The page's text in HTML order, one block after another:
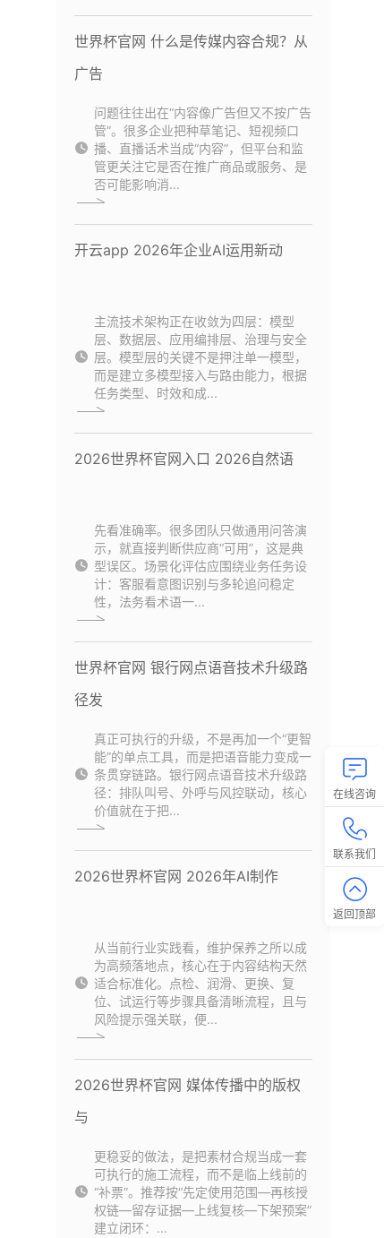
世界杯官网 什么是传媒内容合规？从
广告
问题往往出在“内容像广告但又不按广告
管”。很多企业把种草笔记、短视频口
播、直播话术当成“内容”，但平台和监
管更关注它是否在推广商品或服务、是
否可能影响消...
开云app 2026年企业AI运用新动
主流技术架构正在收敛为四层：模型
层、数据层、应用编排层、治理与安全
层。模型层的关键不是押注单一模型，
而是建立多模型接入与路由能力，根据
任务类型、时效和成...
2026世界杯官网入口 2026自然语
先看准确率。很多团队只做通用问答演
示，就直接判断供应商“可用”，这是典
型误区。场景化评估应围绕业务任务设
计：客服看意图识别与多轮追问稳定
性，法务看术语一...
世界杯官网 银行网点语音技术升级路
径发
真正可执行的升级，不是再加一个“更智
能”的单点工具，而是把语音能力变成一
条贯穿链路。银行网点语音技术升级路
径：排队叫号、外呼与风控联动，核心
价值就在于把...
2026世界杯官网 2026年AI制作
从当前行业实践看，维护保养之所以成
为高频落地点，核心在于内容结构天然
适合标准化。点检、润滑、更换、复
位、试运行等步骤具备清晰流程，且与
风险提示强关联，便...
2026世界杯官网 媒体传播中的版权
与
更稳妥的做法，是把素材合规当成一套
可执行的施工流程，而不是临上线前的
“补票”。推荐按“先定使用范围—再核授
权链—留存证据—上线复核—下架预案”
建立闭环：...
在线咨询
联系我们
返回顶部